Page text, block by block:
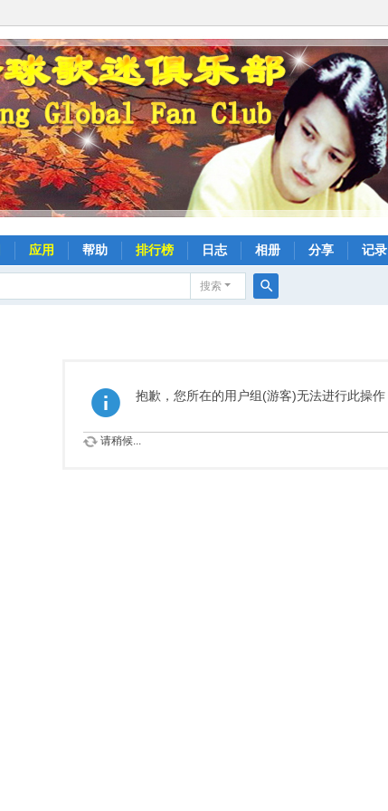
应用 帮助 排行榜 日志 相册 分享 记录
搜索
抱歉，您所在的用户组(游客)无法进行此操作
请稍候...